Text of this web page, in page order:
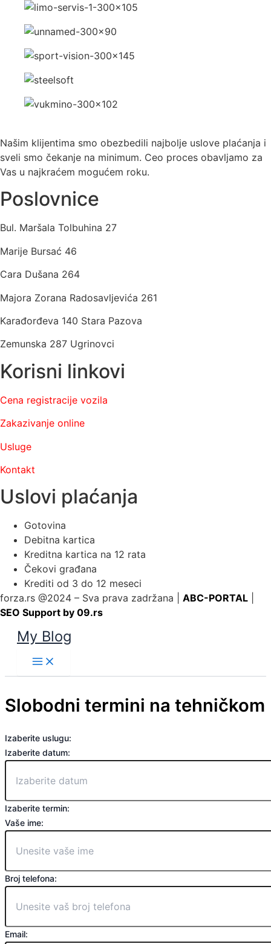
Našim klijentima smo obezbedili najbolje uslove plaćanja i
sveli smo čekanje na minimum. Ceo proces obavljamo za
Vas u najkraćem mogućem roku.
Poslovnice
Bul. Maršala Tolbuhina 27
Marije Bursać 46
Cara Dušana 264
Majora Zorana Radosavljevića 261
Karađorđeva 140 Stara Pazova
Zemunska 287 Ugrinovci
Korisni linkovi
Cena registracije vozila
Zakazivanje online
Usluge
Kontakt
Uslovi plaćanja
Gotovina
Debitna kartica
Kreditna kartica na 12 rata
Čekovi građana
Krediti od 3 do 12 meseci
forza.rs @2024 – Sva prava zadržana | ABC-PORTAL
SEO Support by 09.rs